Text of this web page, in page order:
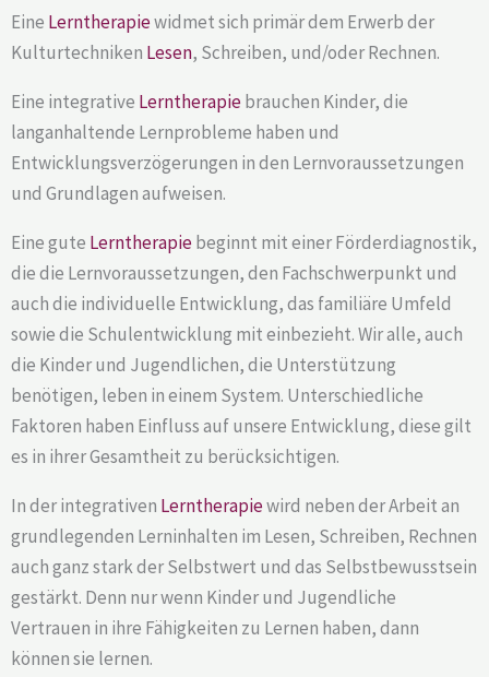
Eine Lerntherapiewidmet sich primär dem Erwerb der
Kulturtechniken Lesen, Schreiben, und/oder Rechnen.
Eine integrative Lerntherapiebrauchen Kinder, die
langanhaltende Lernprobleme haben und
Entwicklungsverzögerungen in den Lernvoraussetzungen
und Grundlagen aufweisen.
Eine gute Lerntherapiebeginnt mit einer Förderdiagnostik,
die die Lernvoraussetzungen, den Fachschwerpunkt und
auch die individuelle Entwicklung, das familiäre Umfeld
sowie die Schulentwicklung mit einbezieht. Wir alle, auch
die Kinder und Jugendlichen, die Unterstützung
benötigen, leben in einem System. Unterschiedliche
Faktoren haben Einfluss auf unsere Entwicklung, diese gilt
es in ihrer Gesamtheit zu berücksichtigen.
In der integrativen Lerntherapiewird neben der Arbeit an
grundlegenden Lerninhalten im Lesen, Schreiben, Rechnen
auch ganz stark der Selbstwert und das Selbstbewusstsein
gestärkt. Denn nur wenn Kinder und Jugendliche
Vertrauen in ihre Fähigkeiten zu Lernen haben, dann
können sie lernen.